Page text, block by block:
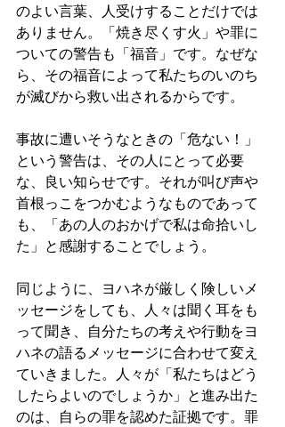
のよい言葉、人受けすることだけでは
ありません。「焼き尽くす火」や罪に
ついての警告も「福音」です。なぜな
ら、その福音によって私たちのいのち
が滅びから救い出されるからです。
事故に遭いそうなときの「危ない！」
という警告は、その人にとって必要
な、良い知らせです。それが叫び声や
首根っこをつかむようなものであって
も、「あの人のおかげで私は命拾いし
た」と感謝することでしょう。
同じように、ヨハネが厳しく険しいメ
ッセージをしても、人々は聞く耳をも
って聞き、自分たちの考えや行動をヨ
ハネの語るメッセージに合わせて変え
ていきました。人々が「私たちはどう
したらよいのでしょうか」と進み出た
のは、自らの罪を認めた証拠です。罪